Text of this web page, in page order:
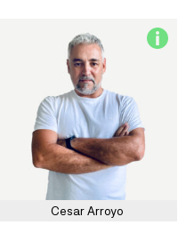
Cesar Arroyo